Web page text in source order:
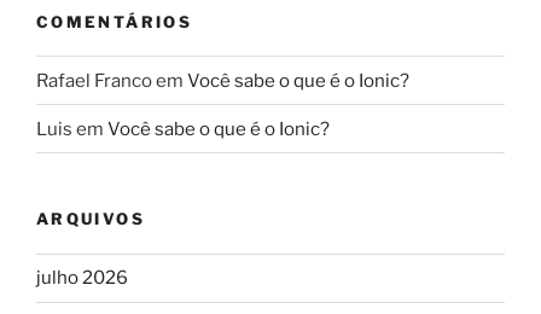
COMENTÁRIOS
Rafael Francoem Você sabe o que é o Ionic?
Luis em Você sabe o que é o Ionic?
ARQUIVOS
julho 2026